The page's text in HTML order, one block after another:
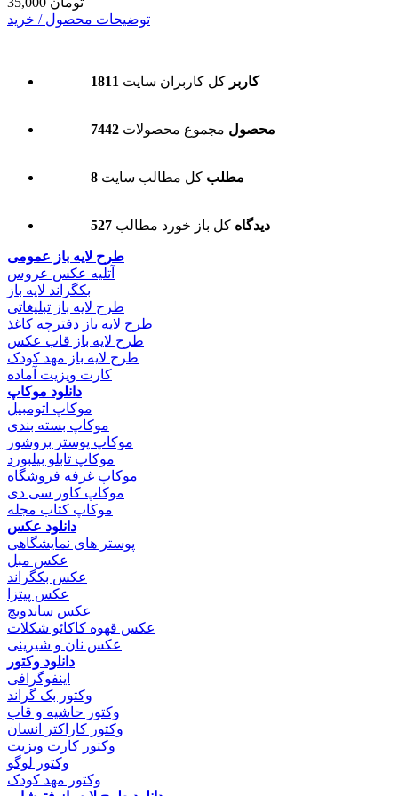
توضیحات محصول / خرید
1811 کاربر کل کاربران سایت
7442 محصول مجموع محصولات
8 مطلب کل مطالب سایت
527 دیدگاه کل باز خورد مطالب
طرح لایه باز عمومی
آتلیه عکس عروس
بکگراند لایه باز
طرح لایه باز تبلیغاتی
طرح لایه باز دفترچه کاغذ
طرح لایه باز قاب عکس
طرح لایه باز مهد کودک
کارت ویزیت آماده
دانلود موکاپ
موکاپ اتومبیل
موکاپ بسته بندی
موکاپ پوستر بروشور
موکاپ تابلو بیلبورد
موکاپ غرفه فروشگاه
موکاپ کاور سی دی
موکاپ کتاب مجله
دانلود عکس
پوستر های نمایشگاهی
عکس مبل
عکس بکگراند
عکس پیتزا
عکس ساندویچ
عکس قهوه کاکائو شکلات
عکس نان و شیرینی
دانلود وکتور
اینفوگرافی
وکتور بک گراند
وکتور حاشیه و قاب
وکتور کاراکتر انسان
وکتور کارت ویزیت
وکتور لوگو
وکتور مهد کودک